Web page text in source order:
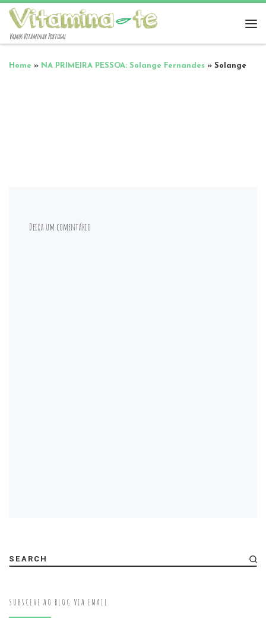
Vamos Vitaminar Portugal
Home » NA PRIMEIRA PESSOA: Solange Fernandes » Solange
Deixa um comentário
SEARCH
SUBSCEVE AO BLOG VIA EMAIL